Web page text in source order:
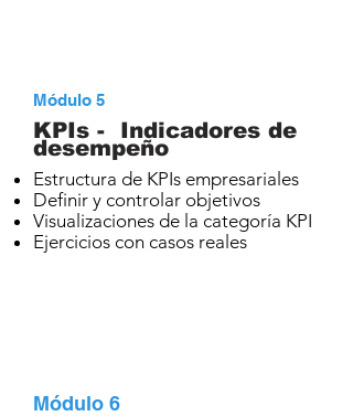
Módulo 5
KPIs - Indicadores de
desempeño
Estructura de KPIs empresariales
Definir y controlar objetivos
Visualizaciones de la categoría KPI
Ejercicios con casos reales
Módulo 6